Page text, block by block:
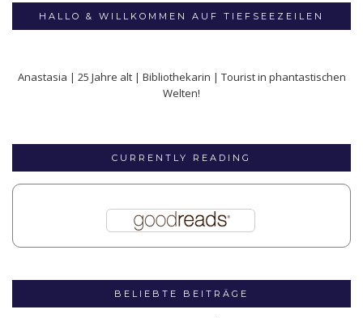
HALLO & WILLKOMMEN AUF TIEFSEEZEILEN
Anastasia | 25 Jahre alt | Bibliothekarin | Tourist in phantastischen
Welten!
CURRENTLY READING
BELIEBTE BEITRÄGE